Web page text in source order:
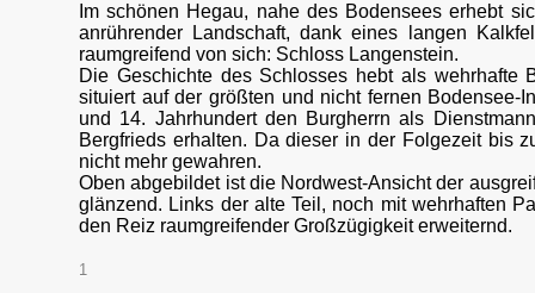
Im schönen Hegau, nahe des Bodensees erhebt
anrührender Landschaft, dank eines langen
raumgreifend von sich: Schloss Langenstein.
Die Geschichte des Schlosses hebt als wehrhafte
situiert auf der größten und nicht fernen Bodensee-
und 14. Jahrhundert den Burgherrn als
Bergfrieds erhalten. Da dieser in der Folgezeit bis
nicht mehr gewahren.
Oben abgebildet ist die Nordwest-Ansicht der
glänzend. Links der alte Teil, noch mit wehrhaften
den Reiz raumgreifender Großzügigkeit erweiternd.
1